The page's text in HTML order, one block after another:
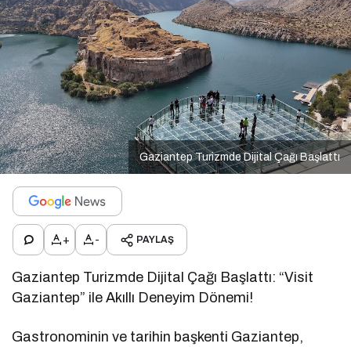
Gaziantep Turizmde Dijital Çağı Başlattı
+ - PAYLAŞ
Gaziantep Turizmde Dijital Çağı Başlattı: “Visit
Gaziantep” ile Akıllı Deneyim Dönemi!
Gastronominin ve tarihin başkenti Gaziantep,